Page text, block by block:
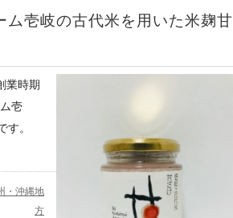
壱岐の古代米を用いた米麹甘
業時期
壱
。
・沖縄地
方